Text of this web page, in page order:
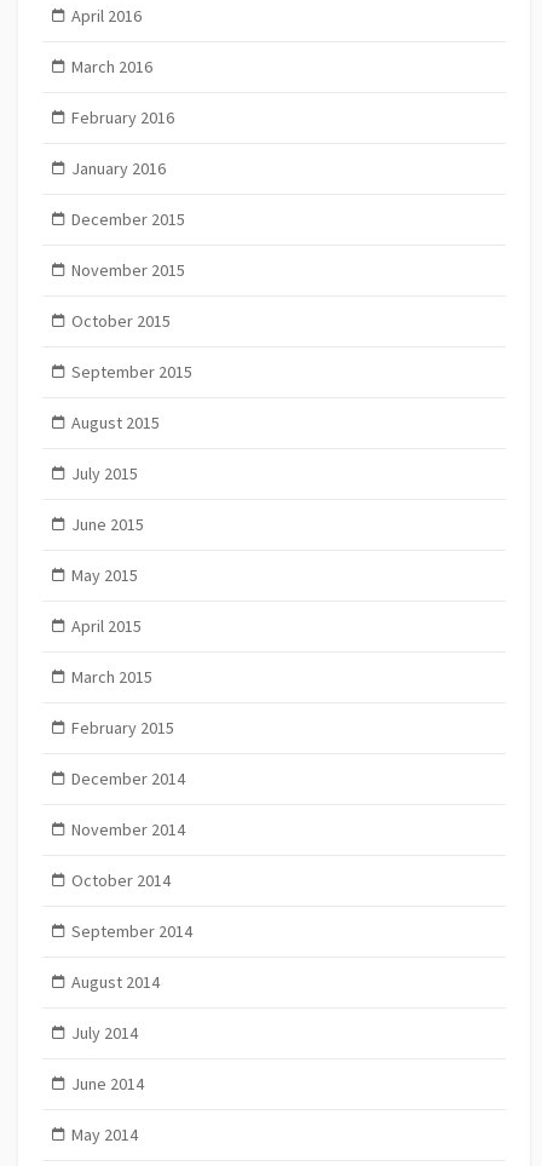
April 2016
March 2016
February 2016
January 2016
December 2015
November 2015
October 2015
September 2015
August 2015
July 2015
June 2015
May 2015
April 2015
March 2015
February 2015
December 2014
November 2014
October 2014
September 2014
August 2014
July 2014
June 2014
May 2014